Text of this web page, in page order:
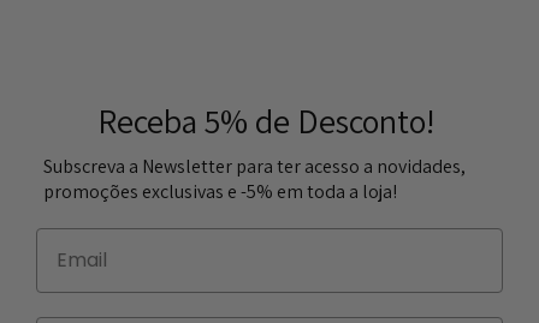
Receba 5% de Desconto!
Subscreva a Newsletter para ter acesso a novidades,
promoções exclusivas e -5% em toda a loja!